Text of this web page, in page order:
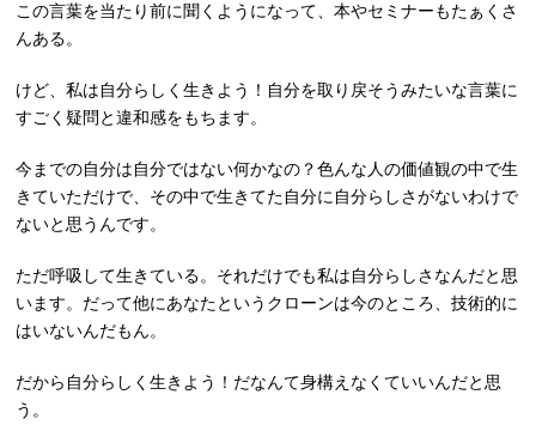
この言葉を当たり前に聞くようになって、本やセミナーもたぁくさ
んある。
けど、私は自分らしく生きよう！自分を取り戻そうみたいな言葉に
すごく疑問と違和感をもちます。
今までの自分は自分ではない何かなの？色んな人の価値観の中で生
きていただけで、その中で生きてた自分に自分らしさがないわけで
ないと思うんです。
ただ呼吸して生きている。それだけでも私は自分らしさなんだと思
います。だって他にあなたというクローンは今のところ、技術的に
はいないんだもん。
だから自分らしく生きよう！だなんて身構えなくていいんだと思
う。